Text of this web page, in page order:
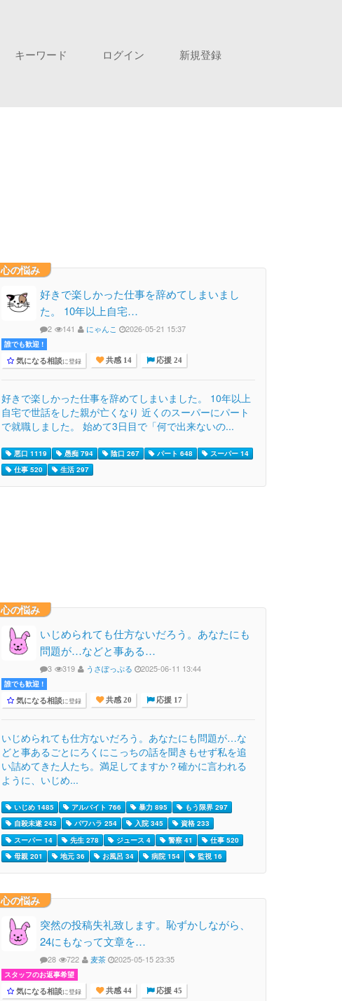
キーワード ログイン
新規登録
心の悩み
好きで楽しかった仕事を辞めてしまいまし
た。 10年以上自宅…
2 141 にゃんこ 2026-05-21 15:37
誰でも歓迎 !
気になる相談に登録 共感 14 応援 24
好きで楽しかった仕事を辞めてしまいました。 10年以上
自宅で世話をした親が亡くなり 近くのスーパーにパート
で就職しました。 始めて3日目で「何で出来ないの...
悪口 1119 愚痴 794 陰口 267 パート 648
スーパー 14
仕事 520
生活 297
心の悩み
いじめられても仕方ないだろう。あなたにも
問題が…などと事ある…
3 319 うさぽっぷる 2025-06-11 13:44
誰でも歓迎 !
気になる相談に登録 共感 20 応援 17
いじめられても仕方ないだろう。あなたにも問題が…な
どと事あるごとにろくにこっちの話を聞きもせず私を追
い詰めてきた人たち。満足してますか？確かに言われる
ように、いじめ...
いじめ 1485 アルバイト 766 暴力 895
もう限界 297
自殺未遂 243
パワハラ 254 入院 345
資格 233
スーパー 14
先生 278 ジュース 4 警察 41
仕事 520
母親 201
地元 36 お風呂 34 病院 154 監視 16
心の悩み
突然の投稿失礼致します。恥ずかしながら、
24にもなって文章を…
28 722 麦茶 2025-05-15 23:35
スタッフのお返事希望
気になる相談に登録 共感 44 応援 45